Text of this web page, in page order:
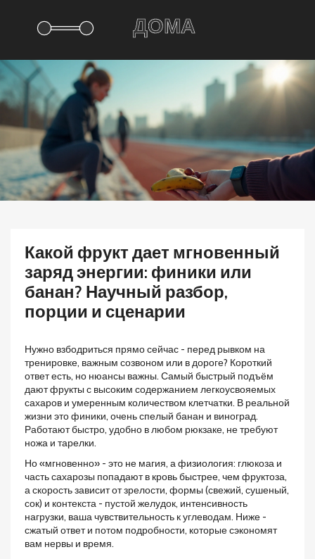
Какой фрукт дает мгновенный
заряд энергии: финики или
банан? Научный разбор,
порции и сценарии
Нужно взбодриться прямо сейчас - перед рывком на
тренировке, важным созвоном или в дороге? Короткий
ответ есть, но нюансы важны. Самый быстрый подъём
дают фрукты с высоким содержанием легкоусвояемых
сахаров и умеренным количеством клетчатки. В реальной
жизни это финики, очень спелый банан и виноград.
Работают быстро, удобно в любом рюкзаке, не требуют
ножа и тарелки.
Но «мгновенно» - это не магия, а физиология: глюкоза и
часть сахарозы попадают в кровь быстрее, чем фруктоза,
а скорость зависит от зрелости, формы (свежий, сушеный,
сок) и контекста - пустой желудок, интенсивность
нагрузки, ваша чувствительность к углеводам. Ниже -
сжатый ответ и потом подробности, которые сэкономят
вам нервы и время.